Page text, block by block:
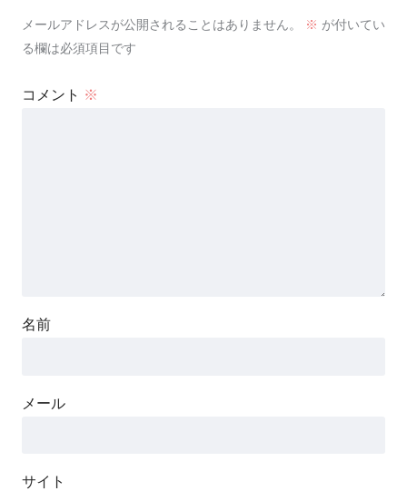
メールアドレスが公開されることはありません。 ※ が付いてい
る欄は必須項目です
コメント ※
名前
メール
サイト